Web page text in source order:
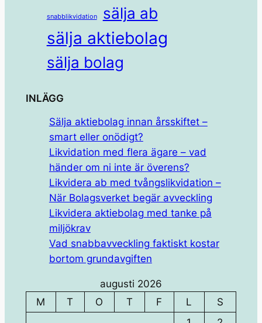
snabblikvidation sälja ab
sälja aktiebolag
sälja bolag
INLÄGG
Sälja aktiebolag innan årsskiftet –
smart eller onödigt?
Likvidation med flera ägare – vad
händer om ni inte är överens?
Likvidera ab med tvångslikvidation –
När Bolagsverket begär avveckling
Likvidera aktiebolag med tanke på
miljökrav
Vad snabbavveckling faktiskt kostar
bortom grundavgiften
augusti 2026
M
T O T F L
S